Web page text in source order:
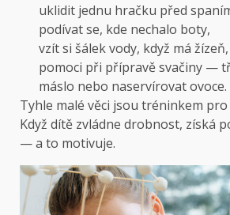
uklidit jednu hračku před
podívat se, kde nechalo boty,
vzít si šálek vody, když má žízeň,
pomoci při přípravě svačiny —
máslo nebo naservírovat ovoce.
Tyhle malé věci jsou tréninkem
Když dítě zvládne drobnost, získá
— a to motivuje.